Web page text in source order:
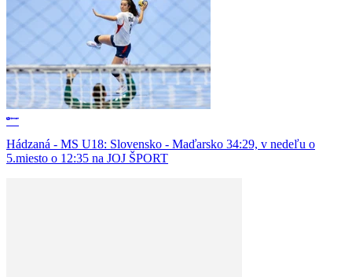
Hádzaná - MS U18: Slovensko - Maďarsko 34:29, v nedeľu o
5.miesto o 12:35 na JOJ ŠPORT